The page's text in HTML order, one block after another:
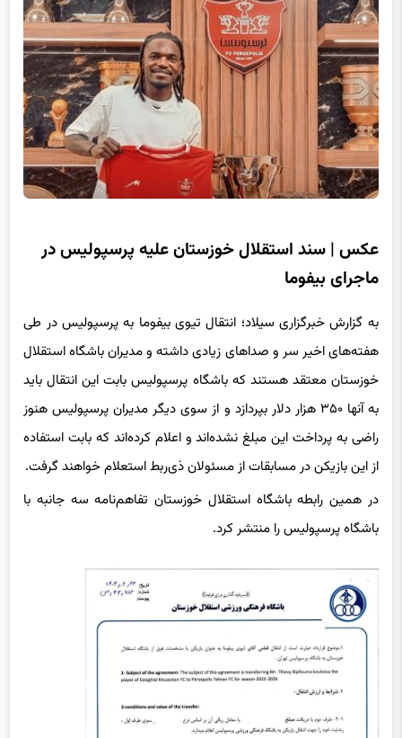
عکس | سند استقلال خوزستان علیه پرسپولیس در
ماجرای بیفوما
به گزارش خبرگزاری سیلاد؛ انتقال تیوی بیفوما به پرسپولیس در طی
هفته‌های اخیر سر و صداهای زیادی داشته و مدیران باشگاه استقلال
خوزستان معتقد هستند که باشگاه پرسپولیس بابت این انتقال باید
به آنها ۳۵۰ هزار دلار بپردازد و از سوی دیگر مدیران پرسپولیس هنوز
راضی به پرداخت این مبلغ نشده‌اند و اعلام کرده‌اند که بابت استفاده
از این بازیکن در مسابقات از مسئولان ذی‌ربط استعلام خواهند گرفت.
در همین رابطه باشگاه استقلال خوزستان تفاهم‌نامه سه جانبه با
باشگاه پرسپولیس را منتشر کرد.